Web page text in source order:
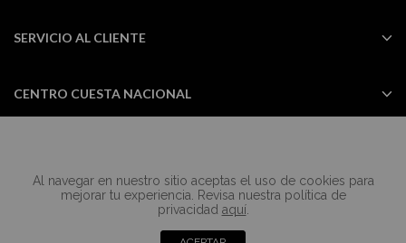
Al navegar en nuestro sitio aceptas el uso de cookies para
mejorar tu experiencia. Revisa nuestra política de
privacidad aquí.
SERVICIO AL CLIENTE
CENTRO CUESTA NACIONAL
Todos los derechos reservados Casa
Cuesta ©2024